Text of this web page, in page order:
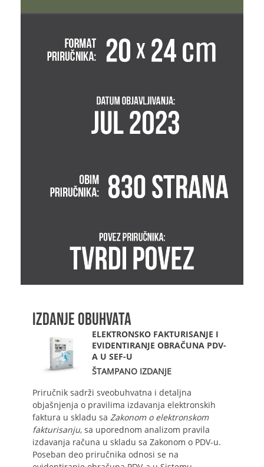
IZDANJE OBUHVATA
ELEKTRONSKO FAKTURISANJE I
EVIDENTIRANJE OBRAČUNA PDV-
A U SEF-U
ŠTAMPANO IZDANJE
Priručnik sadrži sveobuhvatna i detaljna
objašnjenja o pravilima izdavanja elektronskih
faktura u skladu sa Zakonom o elektronskom
fakturisanju, sa uporednom analizom pravila
izdavanja računa u skladu sa Zakonom o PDV-u.
Poseban deo priručnika odnosi se na